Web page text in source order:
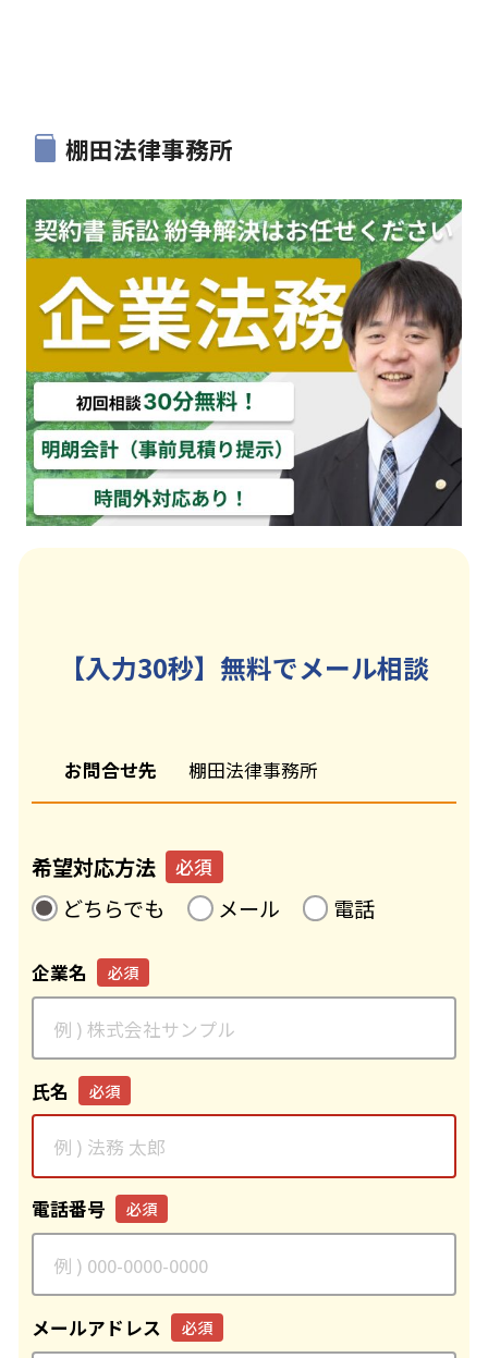
棚田法律事務所
【入力30秒】無料でメール相談
お問合せ先 棚田法律事務所
希望対応方法 必須
どちらでも メール 電話
企業名 必須
氏名 必須
電話番号 必須
メールアドレス 必須